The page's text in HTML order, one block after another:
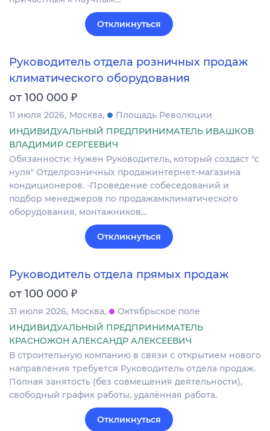
Откликнуться
Руководитель отдела розничных продаж
климатического оборудования
от 100 000 ₽
11 июля 2026 Москва
Площадь Революции
ИНДИВИДУАЛЬНЫЙ ПРЕДПРИНИМАТЕЛЬ ИВАШКОВ
ВЛАДИМИР СЕРГЕЕВИЧ
Обязанности: Нужен Руководитель, который создаст "с
нуля" Отделрозничных продажинтернет-магазина
кондиционеров. -Проведение собеседований и
подбор менеджеров по продажамклиматического
оборудования, монтажников…
Откликнуться
Руководитель отдела прямых продаж
от 100 000 ₽
31 июля 2026 Москва
Октябрьское поле
ИНДИВИДУАЛЬНЫЙ ПРЕДПРИНИМАТЕЛЬ
КРАСНОЖОН АЛЕКСАНДР АЛЕКСЕЕВИЧ
В строительную компанию в связи с открытием нового
направления требуется Руководитель отдела продаж.
Полная занятость (без совмещения деятельности),
свободный график работы, удалённая работа.
Откликнуться